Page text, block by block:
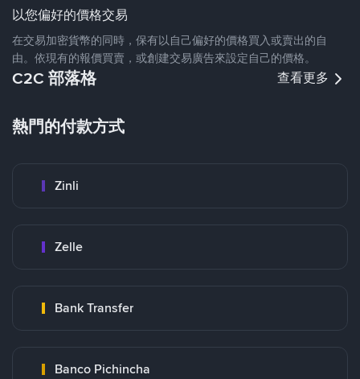
以您偏好的價格交易
在交易加密貨幣的同時，保有以自己偏好的價格買入或賣出的自
由。依現有的報價買賣，或創建交易廣告來設定自己的價格。
C2C 部落格 查看更多
熱門的付款方式
Zinli
Zelle
Bank Transfer
Banco Pichincha